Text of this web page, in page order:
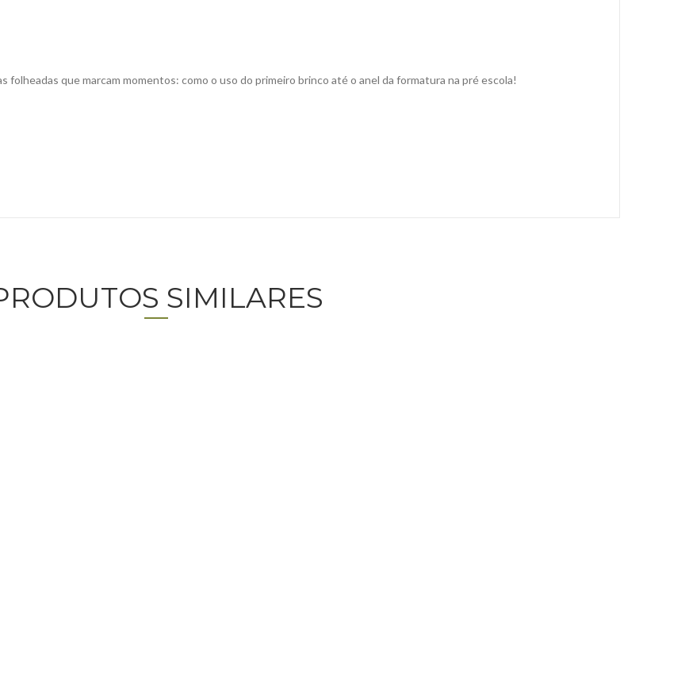
folheadas que marcam momentos: como o uso do primeiro brinco até o anel da formatura na pré escola!
SIMILARES